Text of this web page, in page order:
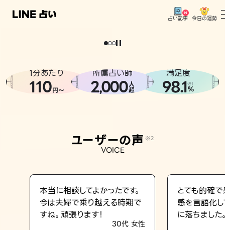
占い記事 今日の運勢
相談事例
どうせなら
。
1分あたり
110円〜
所属占い師
2,000人
超
満足度
98.1※1
%
ユーザーの声 ※2
VOICE
本当に相談してよかったです。
今は夫婦で乗り越える時期で
すね。頑張ります！
30代 女性
とても的確
感を言語化
に落ちました